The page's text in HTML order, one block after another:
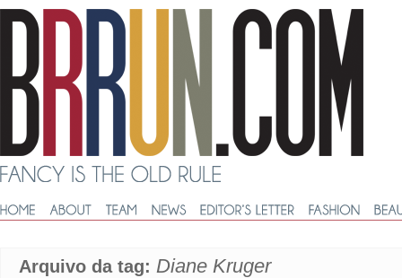
Arquivo da tag: Diane Kruger